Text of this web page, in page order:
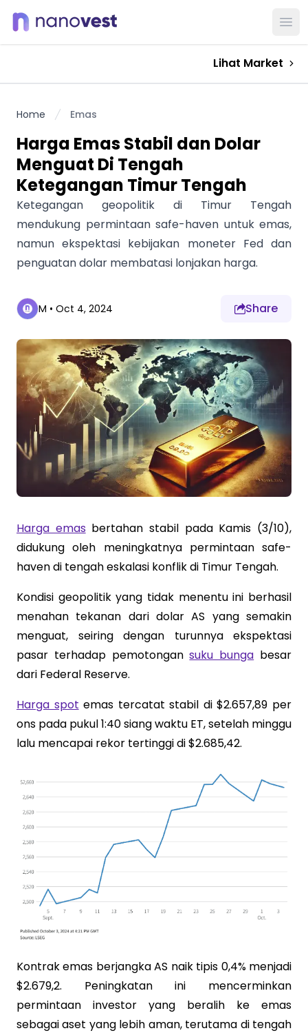
Lihat Market
Home Emas
Harga Emas Stabil dan Dolar
Menguat Di Tengah
Ketegangan Timur Tengah
Ketegangan geopolitik di Timur Tengah
mendukung permintaan safe-haven untuk emas,
namun ekspektasi kebijakan moneter Fed dan
penguatan dolar membatasi lonjakan harga.
M • Oct 4, 2024 Share
Harga emas bertahan stabil pada Kamis (3/10),
didukung oleh meningkatnya permintaan safe-
haven di tengah eskalasi konflik di Timur Tengah.
Kondisi geopolitik yang tidak menentu ini berhasil
menahan tekanan dari dolar AS yang semakin
menguat, seiring dengan turunnya ekspektasi
pasar terhadap pemotongansuku bunga besar
dari Federal Reserve.
Harga spot emas tercatat stabil di $2.657,89 per
ons pada pukul 1:40 siang waktu ET, setelah minggu
lalu mencapai rekor tertinggi di $2.685,42.
Kontrak emas berjangka AS naik tipis 0,4% menjadi
$2.679,2. Peningkatan ini mencerminkan
permintaan investor yang beralih ke emas
sebagai aset yang lebih aman, terutama di tengah